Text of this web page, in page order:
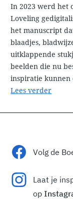
In 2023 werd het
Loveling
het manuscript
blaadjes,
uitklappende
beelden die nu
inspiratie kunnen
Lees verder
Volg de
Laat je
op